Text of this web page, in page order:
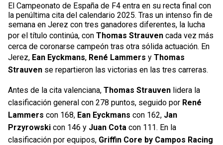
El Campeonato de España de F4 entra en su recta final con
la penúltima cita del calendario 2025. Tras un intenso fin de
semana en Jerez con tres ganadores diferentes, la lucha
por el título continúa, con Thomas Strauven cada vez más
cerca de coronarse campeón tras otra sólida actuación. En
Jerez, Ean Eyckmans, René Lammers y Thomas
Strauven se repartieron las victorias en las tres carreras.
Antes de la cita valenciana, Thomas Strauven lidera la
clasificación general con 278 puntos, seguido por René
Lammers con 168, Ean Eyckmans con 162, Jan
Przyrowski con 146 y Juan Cota con 111. En la
clasificación por equipos, Griffin Core by Campos Racing